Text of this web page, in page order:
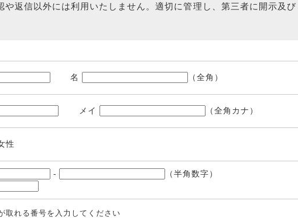
返信以外には利用いたしません。適切に管理し、第三者に開示及び
名 （全角）
メイ （全角カナ）
性
- （半角数字）
取れる番号を入力してください